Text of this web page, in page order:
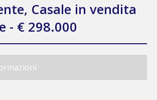
Casale in vendita
- € 298.000